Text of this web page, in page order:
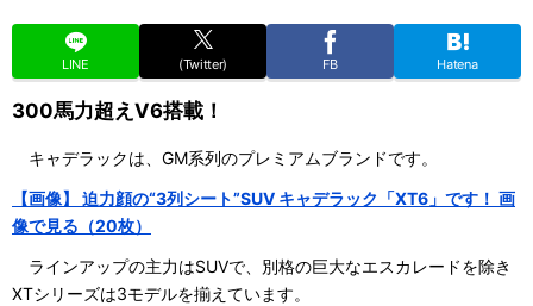
LINE (Twitter) FB Hatena
300馬力超えV6搭載！
キャデラックは、GM系列のプレミアムブランドです。
【画像】 迫力顔の“3列シート”SUV キャデラック「XT6」です！ 画
像で見る（20枚）
ラインアップの主力はSUVで、別格の巨大なエスカレードを除き
XTシリーズは3モデルを揃えています。